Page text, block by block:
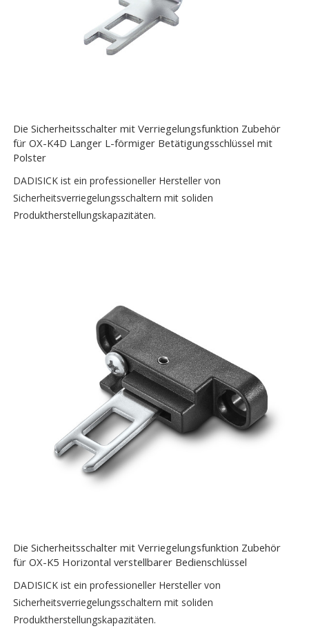
Die Sicherheitsschalter mit Verriegelungsfunktion Zubehör
für OX-K4D Langer L-förmiger Betätigungsschlüssel mit
Polster
DADISICK ist ein professioneller Hersteller von
Sicherheitsverriegelungsschaltern mit soliden
Produktherstellungskapazitäten.
Die Sicherheitsschalter mit Verriegelungsfunktion Zubehör
für OX-K5 Horizontal verstellbarer Bedienschlüssel
DADISICK ist ein professioneller Hersteller von
Sicherheitsverriegelungsschaltern mit soliden
Produktherstellungskapazitäten.